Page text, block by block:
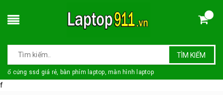
TÌM KIẾM
ổ cứng ssd giá rẻ, bàn phím laptop, màn hình laptop
f